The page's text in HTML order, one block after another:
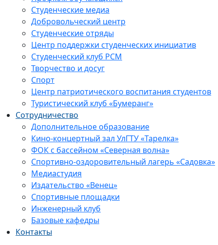
Студенческие медиа
Добровольческий центр
Студенческие отряды
Центр поддержки студенческих инициатив
Студенческий клуб РСМ
Творчество и досуг
Спорт
Центр патриотического воспитания студентов
Туристический клуб «Бумеранг»
Сотрудничество
Дополнительное образование
Кино-концертный зал УлГТУ «Тарелка»
ФОК с бассейном «Северная волна»
Спортивно-оздоровительный лагерь «Садовка»
Медиастудия
Издательство «Венец»
Спортивные площадки
Инженерный клуб
Базовые кафедры
Контакты